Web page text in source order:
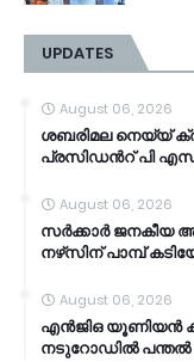
UPDATES
August 06, 2026
ശബരിമല നെയ്യ്
പ്രസിഡന്‍റ് പി എസ്
August 06, 2026
സർക്കാർ ജനകീയ
നഴ്‌സിന് പാമ്പ്
August 06, 2026
എൻജിഒ യൂണിയൻ
നടുറോഡില്‍ പന്തല്‍